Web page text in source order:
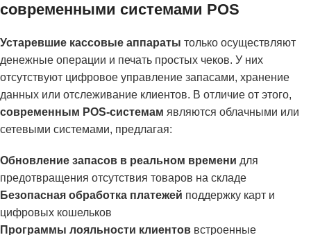
современными системами POS
Устаревшие кассовые аппараты только осуществляют
денежные операции и печать простых чеков. У них
отсутствуют цифровое управление запасами, хранение
данных или отслеживание клиентов. В отличие от этого,
современным POS-системам являются облачными или
сетевыми системами, предлагая:
Обновление запасов в реальном времени для
предотвращения отсутствия товаров на складе
Безопасная обработка платежей поддержку карт и
цифровых кошельков
Программы лояльности клиентов встроенные